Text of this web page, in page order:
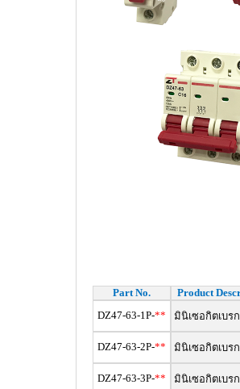
Part No.
Product
DZ47-63-1P-** มินิเซอกิตเบร
DZ47-63-2P-** มินิเซอกิตเบร
DZ47-63-3P-** มินิเซอกิตเบร